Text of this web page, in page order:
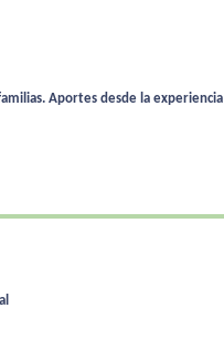
Aportes desde la experiencia